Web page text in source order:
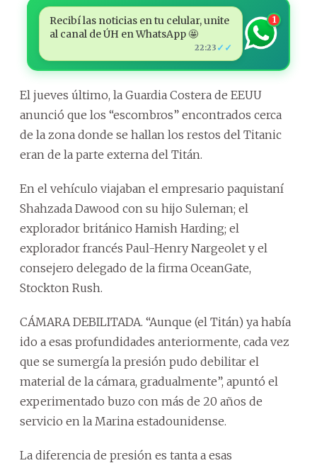
Recibí las noticias en tu celular, unite
al canal de ÚH en WhatsApp 🤩
22:23 ✓✓
1
El jueves último, la Guardia Costera de EEUU
anunció que los “escombros” encontrados cerca
de la zona donde se hallan los restos del Titanic
eran de la parte externa del Titán.
En el vehículo viajaban el empresario paquistaní
Shahzada Dawood con su hijo Suleman; el
explorador británico Hamish Harding; el
explorador francés Paul-Henry Nargeolet y el
consejero delegado de la firma OceanGate,
Stockton Rush.
CÁMARA DEBILITADA. “Aunque (el Titán) ya había
ido a esas profundidades anteriormente, cada vez
que se sumergía la presión pudo debilitar el
material de la cámara, gradualmente”, apuntó el
experimentado buzo con más de 20 años de
servicio en la Marina estadounidense.
La diferencia de presión es tanta a esas